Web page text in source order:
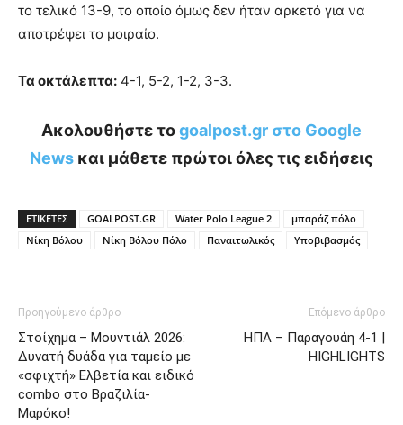
το τελικό 13-9, το οποίο όμως δεν ήταν αρκετό για να
αποτρέψει το μοιραίο.
Τα οκτάλεπτα: 4-1, 5-2, 1-2, 3-3.
Ακολουθήστε τοgoalpost.gr στο Google
News και μάθετε πρώτοι όλες τις ειδήσεις
ΕΤΙΚΕΤΕΣ GOALPOST.GR Water Polo League 2
μπαράζ πόλο
Νίκη Βόλου
Νίκη Βόλου Πόλο Παναιτωλικός Υποβιβασμός
Προηγούμενο άρθρο
Στοίχημα – Μουντιάλ 2026:
Δυνατή δυάδα για ταμείο με
«σφιχτή» Ελβετία και ειδικό
combo στο Βραζιλία-
Μαρόκο!
Επόμενο άρθρο
ΗΠΑ – Παραγουάη 4-1 |
HIGHLIGHTS